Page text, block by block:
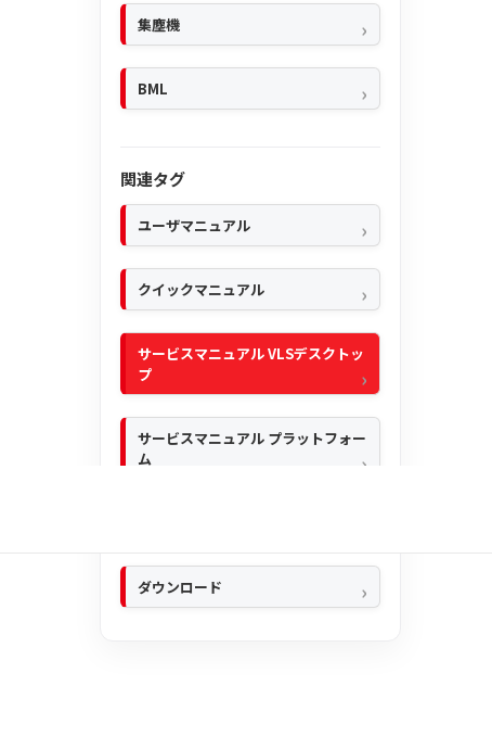
集塵機
BML
関連タグ
ユーザマニュアル
クイックマニュアル
サービスマニュアル VLSデスクトッ
プ
サービスマニュアル プラットフォー
ム
ダウンロード